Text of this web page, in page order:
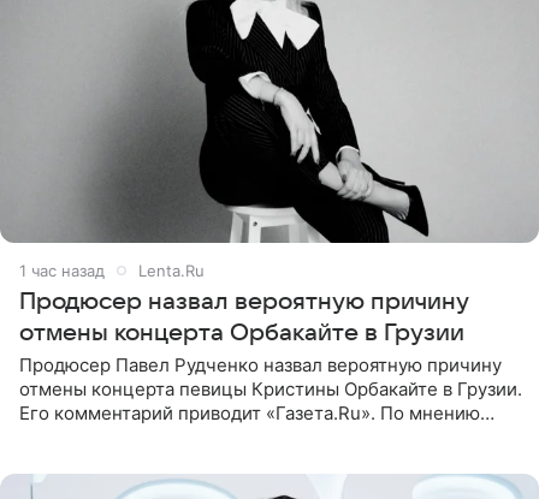
1 час назад Lenta.Ru
Продюсер назвал вероятную причину
отмены концерта Орбакайте в Грузии
Продюсер Павел Рудченко назвал вероятную причину
отмены концерта певицы Кристины Орбакайте в Грузии.
Его комментарий приводит «Газета.Ru». По мнению